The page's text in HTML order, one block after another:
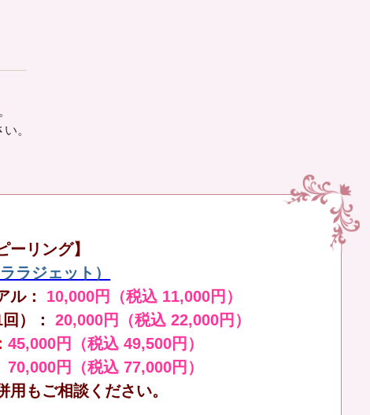
。
ーリング】
ラジェット）
ル： 10,000円（税込 11,000円）
）：
20,000円（税込 22,000円）
45,000円（税込 49,500円）
70,000円（税込 77,000円）
もご相談ください。